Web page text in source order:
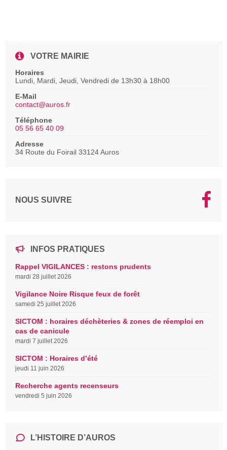
VOTRE MAIRIE
Horaires
Lundi, Mardi, Jeudi, Vendredi de 13h30 à 18h00
E-Mail
contact@auros.fr
Téléphone
05 56 65 40 09
Adresse
34 Route du Foirail 33124 Auros
NOUS SUIVRE
INFOS PRATIQUES
Rappel VIGILANCES : restons prudents
mardi 28 juillet 2026
Vigilance Noire Risque feux de forêt
samedi 25 juillet 2026
SICTOM : horaires déchèteries & zones de réemploi en
cas de canicule
mardi 7 juillet 2026
SICTOM : Horaires d’été
jeudi 11 juin 2026
Recherche agents recenseurs
vendredi 5 juin 2026
L’HISTOIRE D’AUROS